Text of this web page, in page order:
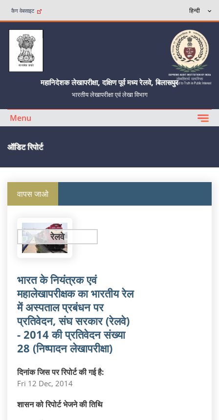
कैग वेबसाइट
महानिदेशक लेखापरीक्षा, दक्षिण पूर्व मध्य रेलवे, बिलासपुर
भारतीय लेखापरीक्षा एवं लेखा विभाग
Menu
ऑडिट रिपोर्ट
वापस जाओ
रेलवे
भारत के नियंत्रक एवं
महालेखापरीक्षक का भारतीय रेल
में अस्पताल प्रबंधन पर
प्रतिवेदन, संघ सरकार (रेलवे)
- 2014 की प्रतिवेदन संख्या
28 (निष्पादन लेखापरीक्षा)
दिनांक जिस पर रिपोर्ट की गई है:
Fri 12 Dec, 2014
शासन को रिपोर्ट भेजने की तिथि